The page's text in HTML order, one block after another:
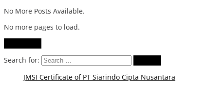
No More Posts Available.
No more pages to load.
Search for:
JMSI Certificate of PT Siarindo Cipta Nusantara